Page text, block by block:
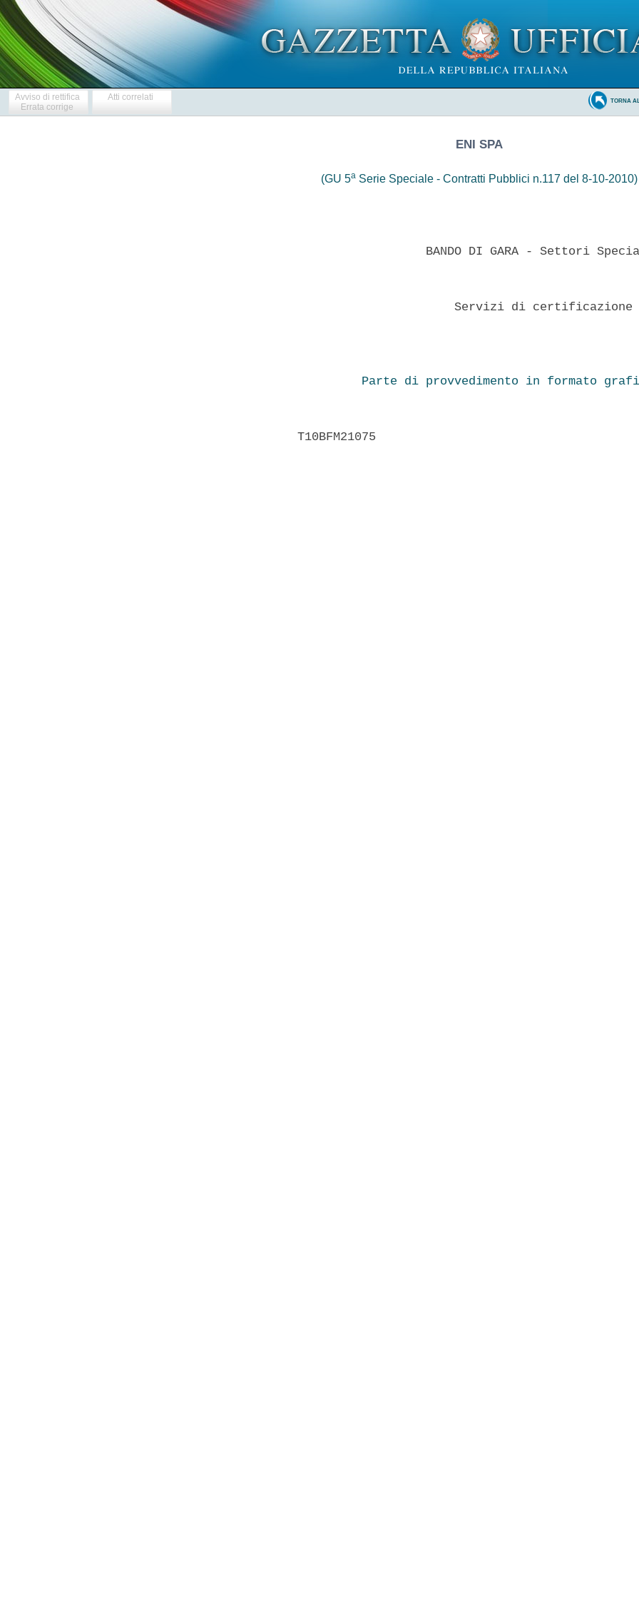
Avviso di rettifica
Errata corrige
Atti correlati TORNA
ENI SPA
(GU 5a Serie Speciale - Contratti Pubblici n.117 del 8-10-2010)
BANDO DI GARA - Settori
                      Servizi di certificazione
Parte di provvedimento in formato